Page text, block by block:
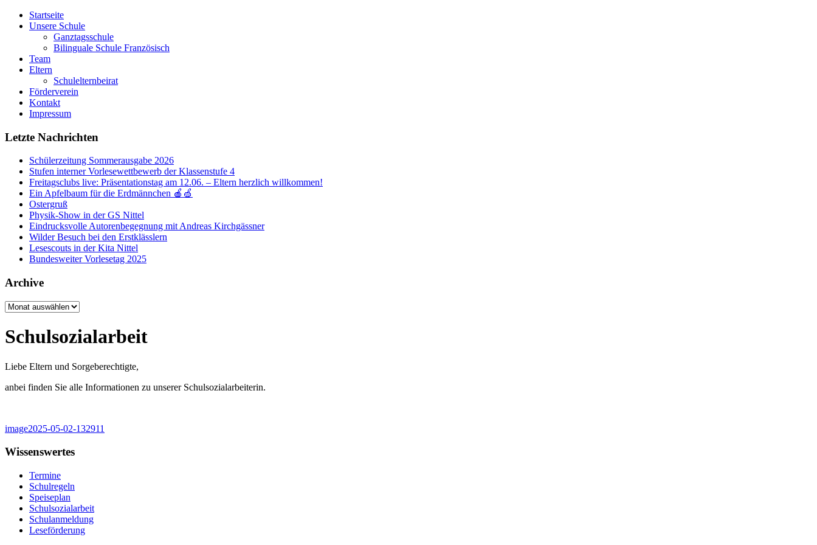
Startseite
Unsere Schule
Ganztagsschule
Bilinguale Schule Französisch
Team
Eltern
Schulelternbeirat
Förderverein
Kontakt
Impressum
Letzte Nachrichten
Schülerzeitung Sommerausgabe 2026
Stufen interner Vorlesewettbewerb der Klassenstufe 4
Freitagsclubs live: Präsentationstag am 12.06. – Eltern herzlich willkommen!
Ein Apfelbaum für die Erdmännchen 🍎🍏
Ostergruß
Physik-Show in der GS Nittel
Eindrucksvolle Autorenbegegnung mit Andreas Kirchgässner
Wilder Besuch bei den Erstklässlern
Lesescouts in der Kita Nittel
Bundesweiter Vorlesetag 2025
Archive
Archive
Schulsozialarbeit
Liebe Eltern und Sorgeberechtigte,
anbei finden Sie alle Informationen zu unserer Schulsozialarbeiterin.
image2025-05-02-132911
Wissenswertes
Termine
Schulregeln
Speiseplan
Schulsozialarbeit
Schulanmeldung
Leseförderung